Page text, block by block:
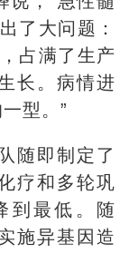
了大问题：
占满了生产
长。病情进
型。”
随即制定了
疗和多轮巩
到最低。随
施异基因造